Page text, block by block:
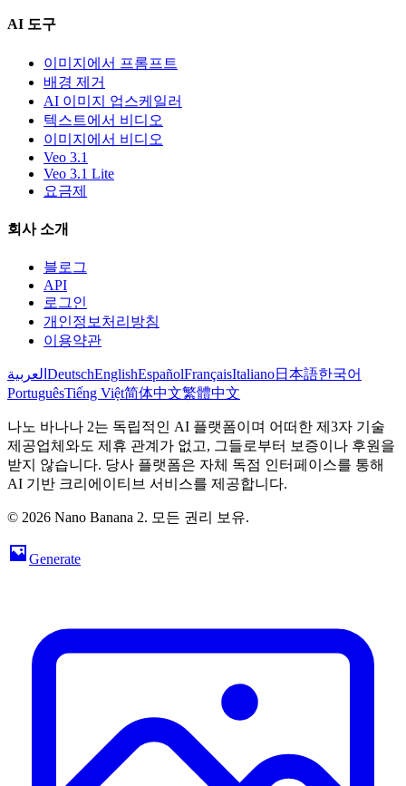
AI 도구
이미지에서 프롬프트
배경 제거
AI 이미지 업스케일러
텍스트에서 비디오
이미지에서 비디오
Veo 3.1
Veo 3.1 Lite
요금제
회사 소개
블로그
API
로그인
개인정보처리방침
이용약관
العربية DeutschEnglishEspañolFrançaisItaliano日本語한국어
PortuguêsTiếng Việt简体中文繁體中文
나노 바나나 2는 독립적인 AI 플랫폼이며 어떠한 제3자 기술
제공업체와도 제휴 관계가 없고, 그들로부터 보증이나 후원을
받지 않습니다. 당사 플랫폼은 자체 독점 인터페이스를 통해
AI 기반 크리에이티브 서비스를 제공합니다.
© 2026 Nano Banana 2. 모든 권리 보유.
Generate